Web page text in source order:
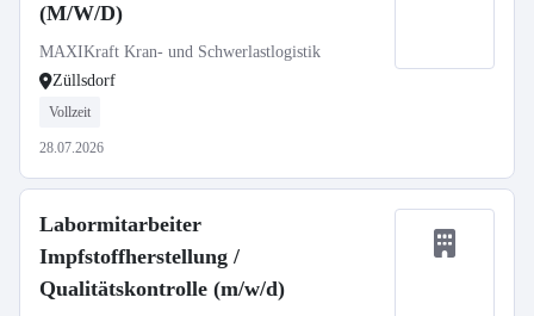
(M/W/D)
MAXIKraft Kran- und Schwerlastlogistik
Züllsdorf
Vollzeit
28.07.2026
Labormitarbeiter
Impfstoffherstellung /
Qualitätskontrolle (m/w/d)